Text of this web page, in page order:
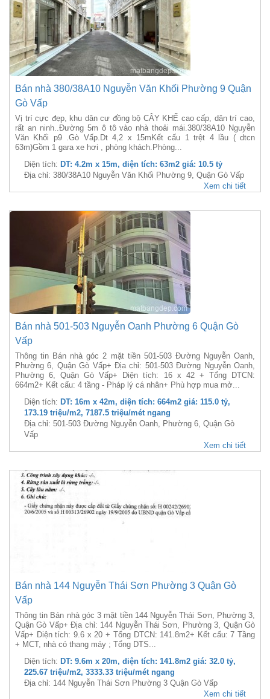
Bán nhà 380/38A10 Nguyễn Văn Khối Phường 9 Quận
Gò Vấp
Vị trí cực đẹp, khu dân cư đồng bộ CÂY KHẾ cao cấp, dân trí cao,
rất an ninh..Đường 5m ô tô vào nhà thoải mái.380/38A10 Nguyễn
Văn Khối p9 .Gò Vấp.Dt 4,2 x 15mKết cấu 1 trệt 4 lầu ( dtcn
63m)Gồm 1 gara xe hơi , phòng khách.Phòng...
Diện tích: DT: 4.2m x 15m, diện tích: 63m2 giá: 10.5 tỷ
Địa chỉ: 380/38A10 Nguyễn Văn Khối Phường 9, Quận Gò Vấp
Xem chi tiết
Bán nhà 501-503 Nguyễn Oanh Phường 6 Quận Gò
Vấp
Thông tin Bán nhà góc 2 mặt tiền 501-503 Đường Nguyễn Oanh,
Phường 6, Quận Gò Vấp+ Địa chỉ: 501-503 Đường Nguyễn Oanh,
Phường 6, Quận Gò Vấp+ Diện tích: 16 x 42 + Tổng DTCN:
664m2+ Kết cấu: 4 tầng - Pháp lý cá nhân+ Phù hợp mua mở...
Diện tích: DT: 16m x 42m, diện tích: 664m2 giá: 115.0 tỷ,
173.19 triệu/m2, 7187.5 triệu/mét ngang
Địa chỉ: 501-503 Đường Nguyễn Oanh, Phường 6, Quận Gò
Vấp
Xem chi tiết
Bán nhà 144 Nguyễn Thái Sơn Phường 3 Quận Gò
Vấp
Thông tin Bán nhà góc 3 mặt tiền 144 Nguyễn Thái Sơn, Phường 3,
Quận Gò Vấp+ Địa chỉ: 144 Nguyễn Thái Sơn, Phường 3, Quận Gò
Vấp+ Diện tích: 9.6 x 20 + Tổng DTCN: 141.8m2+ Kết cấu: 7 Tầng
+ MCT, nhà có thang máy ; Tổng DTS...
Diện tích: DT: 9.6m x 20m, diện tích: 141.8m2 giá: 32.0 tỷ,
225.67 triệu/m2, 3333.33 triệu/mét ngang
Địa chỉ: 144 Nguyễn Thái Sơn Phường 3 Quận Gò Vấp
Xem chi tiết